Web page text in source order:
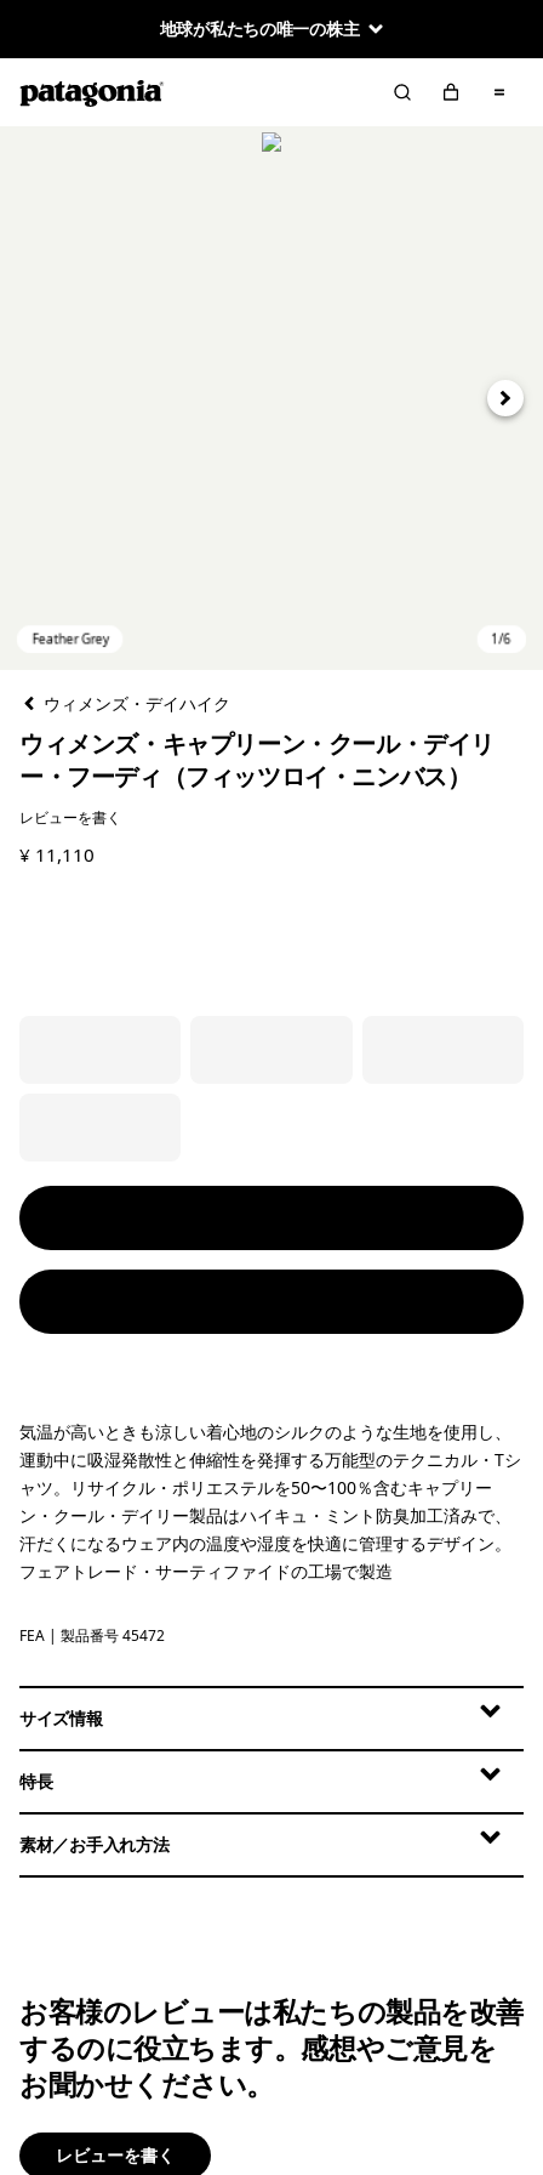
地球が私たちの唯一の株主
次へ
ウィメンズ・デイハイク
ウィメンズ・キャプリーン・クール・デイリ
ー・フーディ（フィッツロイ・ニンバス）
レビューを書く
¥ 11,110
気温が高いときも涼しい着心地のシルクのような生地を使用し、
運動中に吸湿発散性と伸縮性を発揮する万能型のテクニカル・Tシ
ャツ。リサイクル・ポリエステルを50〜100％含むキャプリー
ン・クール・デイリー製品はハイキュ・ミント防臭加工済みで、
汗だくになるウェア内の温度や湿度を快適に管理するデザイン。
フェアトレード・サーティファイドの工場で製造
Feather Grey
FEA | 製品番号 45472
サイズ情報
特長
素材／お手入れ方法
お客様のレビューは私たちの製品を改善
するのに役立ちます。感想やご意見を
お聞かせください。
レビューを書く